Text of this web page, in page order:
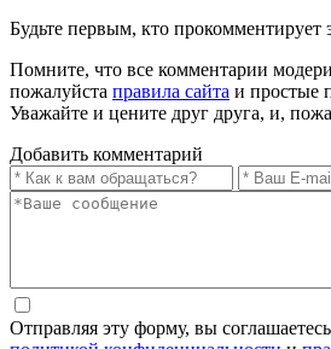
Будьте первым, кто прокомментирует
Помните, что все комментарии
пожалуйста правила сайта и простые
Уважайте и цените друг друга, и,
Добавить комментарий
Отправляя эту форму, вы